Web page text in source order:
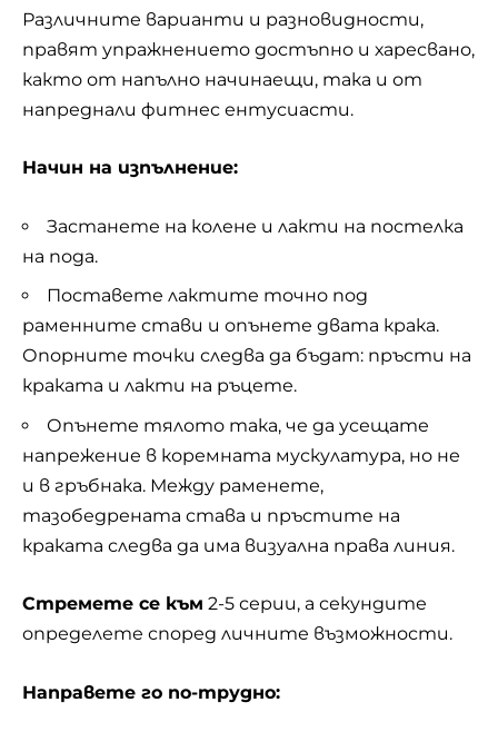
Различните варианти и разновидности,
правят упражнението достъпно и харесвано,
както от напълно начинаещи, така и от
напреднали фитнес ентусиасти.
Начин на изпълнение:
Застанете на колене и лакти на постелка
на пода.
Поставете лактите точно под
раменните стави и опънете двата крака.
Опорните точки следва да бъдат: пръсти на
краката и лакти на ръцете.
Опънете тялото така, че да усещате
напрежение в коремната мускулатура, но не
и в гръбнака. Между раменете,
тазобедрената става и пръстите на
краката следва да има визуална права линия.
Стремете се към 2-5 серии, а секундите
определете според личните възможности.
Направете го по-трудно: